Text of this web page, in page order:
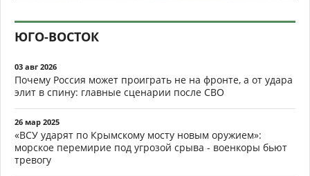
ЮГО-ВОСТОК
03 авг 2026
Почему Россия может проиграть не на фронте, а от удара
элит в спину: главные сценарии после СВО
26 мар 2025
«ВСУ ударят по Крымскому мосту новым оружием»:
морское перемирие под угрозой срыва - военкоры бьют
тревогу